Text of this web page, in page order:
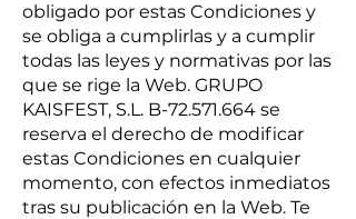
obligado por estas Condiciones y
se obliga a cumplirlas y a cumplir
todas las leyes y normativas por las
que se rige la Web. GRUPO
KAISFEST, S.L. B-72.571.664 se
reserva el derecho de modificar
estas Condiciones en cualquier
momento, con efectos inmediatos
tras su publicación en la Web. Te